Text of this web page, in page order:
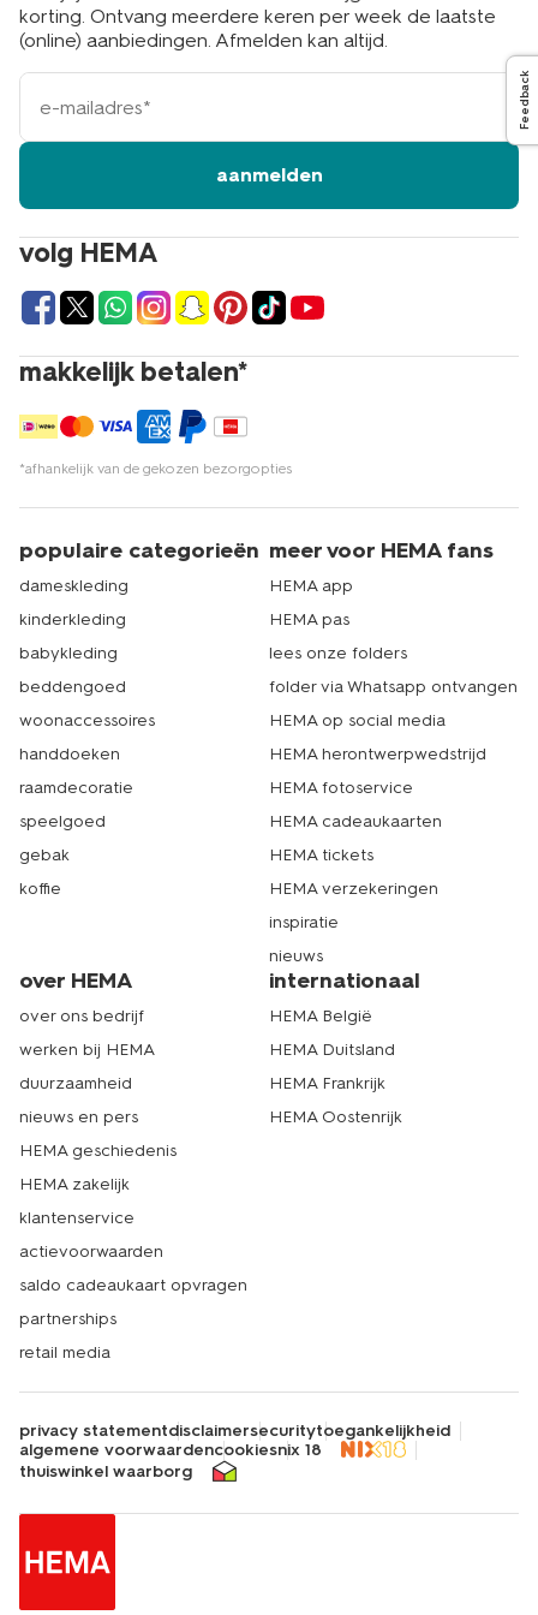
volg HEMA
makkelijk betalen*
*afhankelijk van de gekozen bezorgopties
korting. Ontvang meerdere keren per week de laatste
(online) aanbiedingen. Afmelden kan altijd.
e-
mailadres
aanmelden
populaire categorieën
dameskleding
kinderkleding
babykleding
beddengoed
woonaccessoires
handdoeken
raamdecoratie
speelgoed
gebak
koffie
meer voor HEMA fans
HEMA app
HEMA pas
lees onze folders
folder via Whatsapp ontvangen
HEMA op social media
HEMA herontwerpwedstrijd
HEMA fotoservice
HEMA cadeaukaarten
HEMA tickets
HEMA verzekeringen
inspiratie
nieuws
over HEMA
over ons bedrijf
werken bij HEMA
duurzaamheid
nieuws en pers
HEMA geschiedenis
HEMA zakelijk
klantenservice
actievoorwaarden
saldo cadeaukaart opvragen
partnerships
retail media
internationaal
HEMA België
HEMA Duitsland
HEMA Frankrijk
HEMA Oostenrijk
privacy statementdisclaimersecuritytoegankelijkheid
algemene voorwaardencookiesnix 18
thuiswinkel waarborg
Feedback